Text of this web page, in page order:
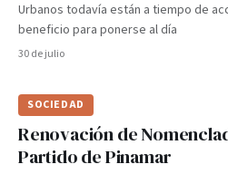
Urbanos todavía están a tiempo de
beneficio para ponerse al día
30 de julio
SOCIEDAD
Renovación de
Partido de Pinamar